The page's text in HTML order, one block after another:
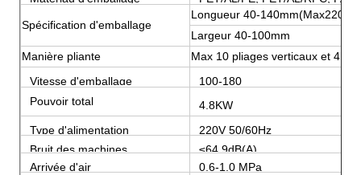
Spécification d'emballage
Longueur 40-
Largeur 40-100mm
Manière pliante
Max 10 pliages verticaux et 4
Vitesse d'emballage
100-180
sacs/minute
Pouvoir total
4.8KW
Type d'alimentation
220V 50/60Hz
Bruit des machines
≤64.9dB(A)
Arrivée d'air
0,6-1,0 MPa